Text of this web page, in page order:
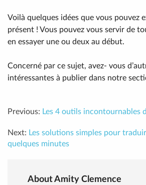
Voilà quelques idées que vous pouvez
présent ! Vous pouvez vous servir de
en essayer une ou deux au début.
Concerné par ce sujet, avez- vous
intéressantes à publier dans notre
Previous: Les 4 outils incontournables
Next: Les solutions simples pour
quelques minutes
About Amity Clemence